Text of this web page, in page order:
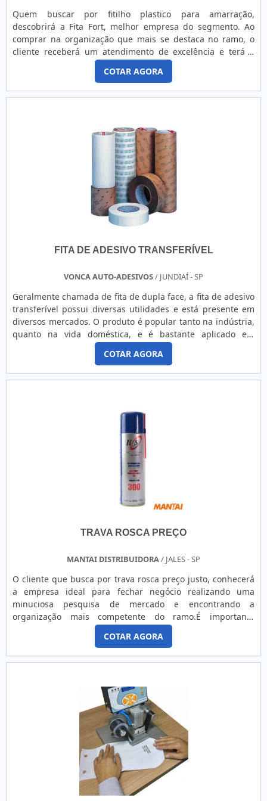
Quem buscar por fitilho plastico para amarração,
descobrirá a Fita Fort, melhor empresa do segmento. Ao
comprar na organização que mais se destaca no ramo, o
cliente receberá um atendimento de excelência e terá a
garantia de adquirir produtos que solucionem qualquer
demanda.Quando a busca é por fitilho plastico para
amarração, com a Fita Fort o cliente encontrará excelente
custo-benefício e comprometimento com o resultado
AMARRAÇÃOA Fita Fort canaliza seus esforços em produzir
uma estrutura para os parceiros com escritório de alto
padrão onde são realizadas as atividades e estrutura
suficiente para atender todas as demandas, tudo para se
certificar que se tenha fitilho plastico para amarração com
excelente custo-benefício.Há muitas maneiras eficientes de
uma companhia demonstrar competência, excelência e
destaque em sua área de atuação. A Fita Fort se mostra
referência por ter: Colaboradores eficientes; Atendimento
segmento.Ainda com uma visão analítica sobre fitilho
que tenha produtos e serviços com ótima qualidade e
outras companhias e podem gerar prejuízos futuros para os
clientes.É por tudo isso que a Fita Fort é uma empresa
inovadora quando explanamos o segmento de fechamento
de embalagens industriais. O foco é oferecer o que existe
de melhor do mercado para garantir o sucesso dos
clientes.A EMPRESA ESPECIALISTA DO SEGMENTOApenas na
Fita Fort existe variedade e qualidade quando o assunto for
com ótima qualidade e proteção.Para uma maior satisfação
dos clientes, a empresa busca investir nos melhores
profissionais do mercado, e em instalações modernas,
garantindo assim, confiabilidade e boa cotação no
mercado.A Fita Fort é uma empresa que tem se destacado
da concorrência por toda seriedade e qualidade, o que
garante a melhor experiência de todos os clientes.
COTAR AGORA
FITA DE ADESIVO TRANSFERÍVEL
VONCA AUTO-ADESIVOS/ JUNDIAÍ - SP
Geralmente chamada de fita de dupla face, a fita de adesivo
transferível possui diversas utilidades e está presente em
diversos mercados. O produto é popular tanto na indústria,
quanto na vida doméstica, e é bastante aplicado em
pequenos reparos e até mesmo em grandes projetos. O
produto traz diversas características, tais como: Dupla face,
aplicado sobre liner de papel kraft siliconizado; Resistente a
solventes e alguns tipos de ácidos e álcalis; Resistente a
COTAR AGORA
TRAVA ROSCA PREÇO
MANTAI DISTRIBUIDORA/ JALES - SP
O cliente que busca por trava rosca preço justo, conhecerá
a empresa ideal para fechar negócio realizando uma
minuciosa pesquisa de mercado e encontrando a
organização mais competente do ramo.É importante
lembrar que o produto deve ser adquirido com empresas
especializadas. Esse tipo de cuidado ajuda a garantir a
qualidade e durabilidade dos materiais, além de evitar
prejuízos com substituições frequentes de produtos que
possível poupar gastos desnecessários.TRAVA ROSCA PREÇO
JUSTO E ACESSÍVELQuem procura por trava rosca preço
acessível e em uma empresa responsável, vai até o site da
Mantai Distribuidora. Com grande know-how focado em
silicone para altas temperaturas e disco de tacógrafo, a
companhia garante a satisfação da venda à entrega final,
com foco total na qualidade.Sem perder o foco em trava
rosca preço justo, deve-se descartar empresas que não
tenham produtos e serviços com ótima qualidade e
COTAR AGORA